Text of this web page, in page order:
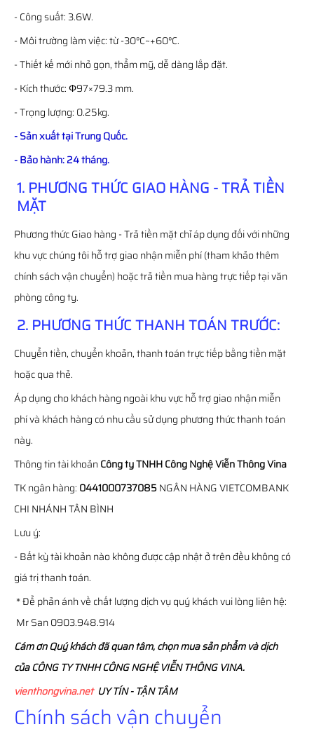
- Công suất: 3.6W.
- Môi trường làm việc: từ -30°C~+60°C.
- Thiết kế mới nhỏ gọn, thẩm mỹ, dễ dàng lắp đặt.
- Kích thước: Φ97×79.3 mm.
- Trọng lượng: 0.25kg.
- Sản xuất tại Trung Quốc.
- Bảo hành: 24 tháng.
1. PHƯƠNG THỨC GIAO HÀNG - TRẢ TIỀN
MẶT
Phương thức Giao hàng - Trả tiền mặt chỉ áp dụng đối với những
khu vực chúng tôi hỗ trợ giao nhận miễn phí (tham khảo thêm
chính sách vận chuyển) hoặc trả tiền mua hàng trực tiếp tại văn
phòng công ty.
2. PHƯƠNG THỨC THANH TOÁN TRƯỚC:
Chuyển tiền, chuyển khoản, thanh toán trực tiếp bằng tiền mặt
hoặc qua thẻ.
Áp dụng cho khách hàng ngoài khu vực hỗ trợ giao nhận miễn
phí và khách hàng có nhu cầu sử dụng phương thức thanh toán
này.
Thông tin tài khoảnCông ty TNHH Công Nghệ Viễn Thông Vina
TK ngân hàng: 0441000737085NGÂN HÀNG VIETCOMBANK
CHI NHÁNH TÂN BÌNH
Lưu ý:
- Bất kỳ tài khoản nào không được cập nhật ở trên đều không có
giá trị thanh toán.
* Để phản ánh về chất lượng dịch vụ quý khách vui lòng liên hệ:
Mr San 0903.948.914
Cám ơn Quý khách đã quan tâm, chọn mua sản phẩm và dịch
của CÔNG TY TNHH CÔNG NGHỆ VIỄN THÔNG VINA.
vienthongvina.netUY TÍN - TẬN TÂM
Chính sách vận chuyển